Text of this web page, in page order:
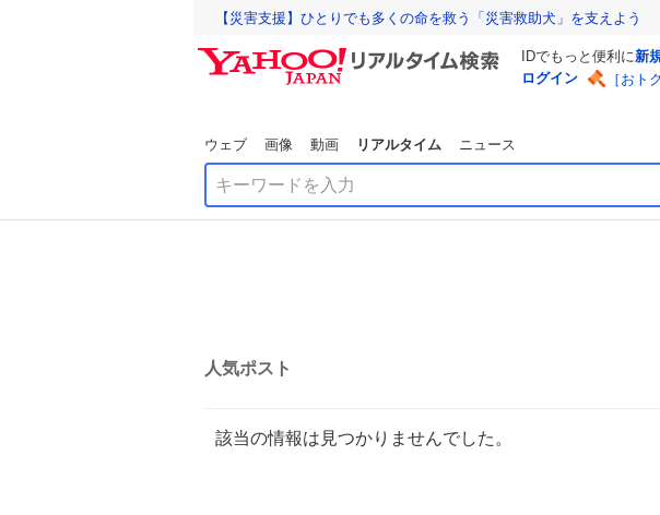
【災害支援】ひとりでも多くの命を救う「災害救助犬」を支えよう
IDでもっと便利に新
ログイン
［おト
ウェブ 画像 動画 リアルタイム ニュース
人気ポスト
該当の情報は見つかりませんでした。